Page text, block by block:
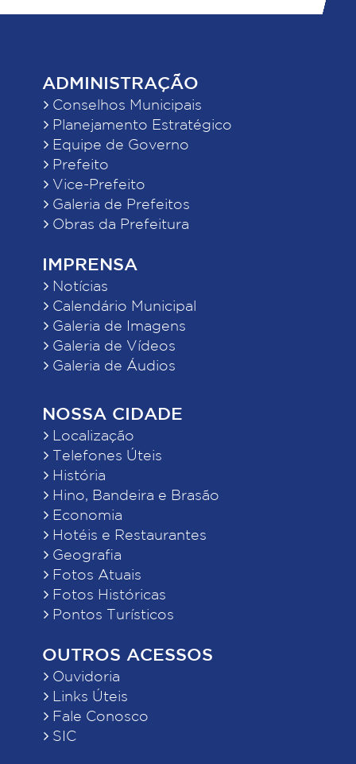
ADMINISTRAÇÃO
Conselhos Municipais
Planejamento Estratégico
Equipe de Governo
Prefeito
Vice-Prefeito
Galeria de Prefeitos
Obras da Prefeitura
IMPRENSA
Notícias
Calendário Municipal
Galeria de Imagens
Galeria de Vídeos
Galeria de Áudios
NOSSA CIDADE
Localização
Telefones Úteis
História
Hino, Bandeira e Brasão
Economia
Hotéis e Restaurantes
Geografia
Fotos Atuais
Fotos Históricas
Pontos Turísticos
OUTROS ACESSOS
Ouvidoria
Links Úteis
Fale Conosco
SIC